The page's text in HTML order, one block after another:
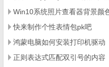
Win10系统照片查看器背景颜
快来制作个性表情包pk吧
鸿蒙电脑如何安装打印机驱动
正则表达式匹配双引号的内容